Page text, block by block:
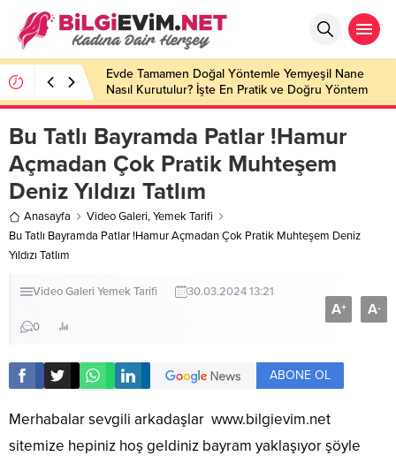
Evde Tamamen Doğal Yöntemle Yemyeşil Nane
Nasıl Kurutulur? İşte En Pratik ve Doğru Yöntem
Bu Tatlı Bayramda Patlar !Hamur
Açmadan Çok Pratik Muhteşem
Deniz Yıldızı Tatlım
Anasayfa Video Galeri,Yemek Tarifi
Bu Tatlı Bayramda Patlar !Hamur Açmadan Çok Pratik Muhteşem Deniz
Yıldızı Tatlım
Video Galeri Yemek Tarifi 30.03.2024 13:21
0
A+ A-
ABONE OL
Merhabalar sevgili arkadaşlar www.bilgievim.net
sitemize hepiniz hoş geldiniz bayram yaklaşıyor şöyle